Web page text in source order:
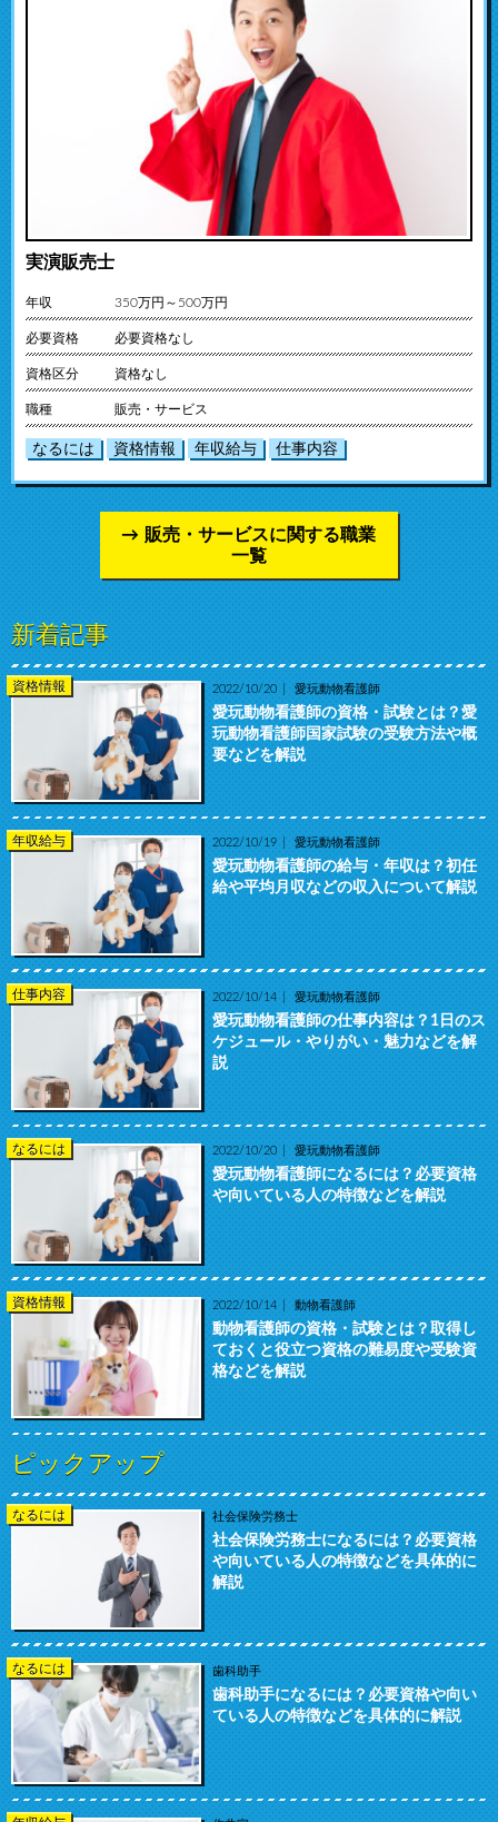
実演販売士
年収 350万円～500万円
必要資格 必要資格なし
資格区分 資格なし
職種 販売・サービス
なるには 資格情報 年収給与 仕事内容
販売・サービスに関する職業
一覧
新着記事
資格情報 2022/10/20 愛玩動物看護師
愛玩動物看護師の資格・試験とは？愛
玩動物看護師国家試験の受験方法や概
要などを解説
年収給与 2022/10/19 愛玩動物看護師
愛玩動物看護師の給与・年収は？初任
給や平均月収などの収入について解説
仕事内容 2022/10/14 愛玩動物看護師
愛玩動物看護師の仕事内容は？1日のス
ケジュール・やりがい・魅力などを解
説
なるには 2022/10/20 愛玩動物看護師
愛玩動物看護師になるには？必要資格
や向いている人の特徴などを解説
資格情報 2022/10/14 動物看護師
動物看護師の資格・試験とは？取得し
ておくと役立つ資格の難易度や受験資
格などを解説
ピックアップ
なるには 社会保険労務士
社会保険労務士になるには？必要資格
や向いている人の特徴などを具体的に
解説
なるには 歯科助手
歯科助手になるには？必要資格や向い
ている人の特徴などを具体的に解説